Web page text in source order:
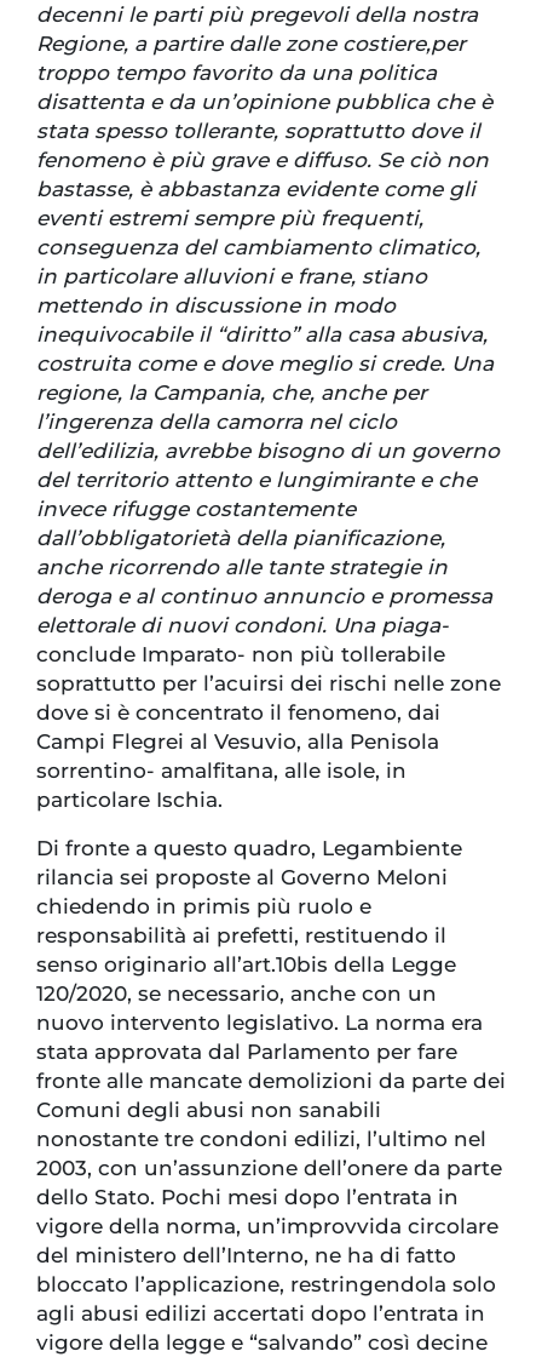
decenni le parti più pregevoli della nostra
Regione, a partire dalle zone costiere,per
troppo tempo favorito da una politica
disattenta e da un’opinione pubblica che è
stata spesso tollerante, soprattutto dove il
fenomeno è più grave e diffuso. Se ciò non
bastasse, è abbastanza evidente come gli
eventi estremi sempre più frequenti,
conseguenza del cambiamento climatico,
in particolare alluvioni e frane, stiano
mettendo in discussione in modo
inequivocabile il “diritto” alla casa abusiva,
costruita come e dove meglio si crede. Una
regione, la Campania, che, anche per
l’ingerenza della camorra nel ciclo
dell’edilizia, avrebbe bisogno di un governo
del territorio attento e lungimirante e che
invece rifugge costantemente
dall’obbligatorietà della pianificazione,
anche ricorrendo alle tante strategie in
deroga e al continuo annuncio e promessa
elettorale di nuovi condoni. Una piaga-
conclude Imparato- non più tollerabile
soprattutto per l’acuirsi dei rischi nelle zone
dove si è concentrato il fenomeno, dai
Campi Flegrei al Vesuvio, alla Penisola
sorrentino- amalfitana, alle isole, in
particolare Ischia.
Di fronte a questo quadro, Legambiente
rilancia sei proposte al Governo Meloni
chiedendo in primis più ruolo e
responsabilità ai prefetti, restituendo il
senso originario all’art.10bis della Legge
120/2020, se necessario, anche con un
nuovo intervento legislativo. La norma era
stata approvata dal Parlamento per fare
fronte alle mancate demolizioni da parte dei
Comuni degli abusi non sanabili
nonostante tre condoni edilizi, l’ultimo nel
2003, con un’assunzione dell’onere da parte
dello Stato. Pochi mesi dopo l’entrata in
vigore della norma, un’improvvida circolare
del ministero dell’Interno, ne ha di fatto
bloccato l’applicazione, restringendola solo
agli abusi edilizi accertati dopo l’entrata in
vigore della legge e “salvando” così decine